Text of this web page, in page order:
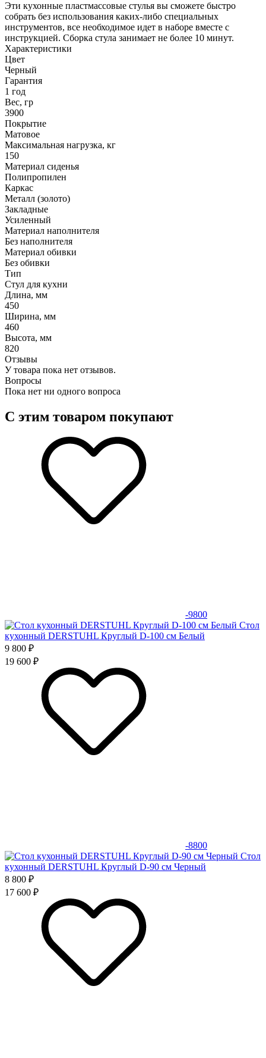
Эти кухонные пластмассовые стулья вы сможете быстро
собрать без использования каких-либо специальных
инструментов, все необходимое идет в наборе вместе с
инструкцией. Сборка стула занимает не более 10 минут.
Характеристики
Цвет
Черный
Гарантия
1 год
Вес, гр
3900
Покрытие
Матовое
Максимальная нагрузка, кг
150
Материал сиденья
Полипропилен
Каркас
Металл (золото)
Закладные
Усиленный
Материал наполнителя
Без наполнителя
Материал обивки
Без обивки
Тип
Стул для кухни
Длина, мм
450
Ширина, мм
460
Высота, мм
820
Отзывы
У товара пока нет отзывов.
Вопросы
Пока нет ни одного вопроса
С этим товаром покупают
-9800
Стол
кухонный DERSTUHL Круглый D-100 см Белый
9 800 ₽
19 600 ₽
-8800
Стол
кухонный DERSTUHL Круглый D-90 см Черный
8 800 ₽
17 600 ₽